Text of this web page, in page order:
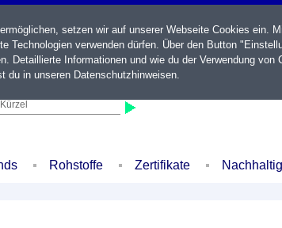
Rohstoffe Zertifikate Nachhaltig
setzen wir auf unserer Webseite Cookies ein.
verwenden dürfen. Über den Button
Detaillierte Informationen und wie du der Verwendung von
du in unseren Datenschutzhinweisen.